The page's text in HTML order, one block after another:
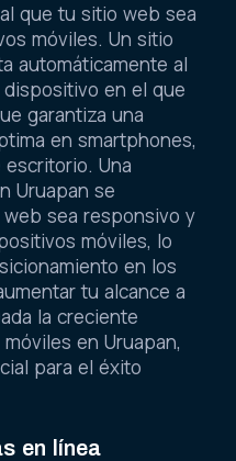
que tu sitio web sea
móviles. Un sitio
automáticamente al
en el que
garantiza una
en smartphones,
Una
Uruapan se
sea responsivo y
móviles, lo
en los
tu alcance a
la creciente
en Uruapan,
para el éxito
en línea